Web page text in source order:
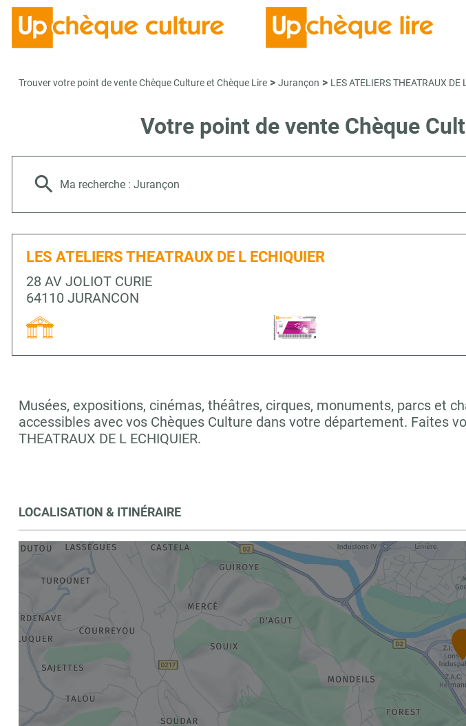
Trouver votre point de vente Chèque Culture et Chèque Lire > Jurançon > LES ATELIERS THEATRAUX DE
Votre point de vente Chèque
Ma recherche : Jurançon
LES ATELIERS THEATRAUX DE L ECHIQUIER
28 AV JOLIOT CURIE
64110 JURANCON
Musées, expositions, cinémas, théâtres, cirques, monuments, parcs et
accessibles avec vos Chèques Culture dans votre département. Faites
THEATRAUX DE L ECHIQUIER.
LOCALISATION & ITINÉRAIRE